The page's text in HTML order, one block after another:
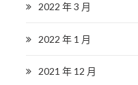
2022 年 3 月
2022 年 1 月
2021 年 12 月